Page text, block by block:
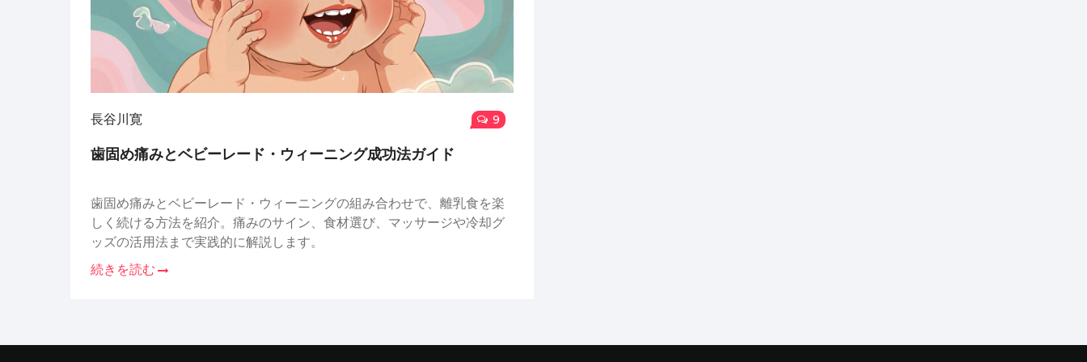
長谷川寛 9
歯固め痛みとベビーレード・ウィーニング成功法ガイド
歯固め痛みとベビーレード・ウィーニングの組み合わせで、離乳食を楽
しく続ける方法を紹介。痛みのサイン、食材選び、マッサージや冷却グ
ッズの活用法まで実践的に解説します。
続きを読む